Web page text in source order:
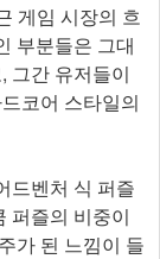
게임 시장의 흐
부분들은 그대
그간 유저들이
코어 스타일의
드벤처 식 퍼즐
퍼즐의 비중이
가 된 느낌이 들